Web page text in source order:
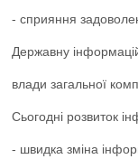
- сприяння
Державну
влади загальної
Сьогодні розвиток
- швидка зміна